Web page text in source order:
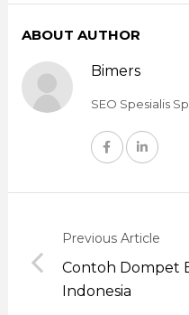
ABOUT AUTHOR
Bimers
SEO Spesialis
Previous Article
Contoh Dompet
Indonesia